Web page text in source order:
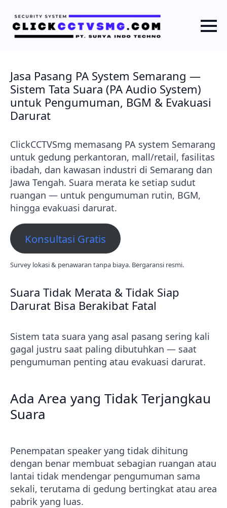
Jasa Pasang PA System Semarang —
Sistem Tata Suara (PA Audio System)
untuk Pengumuman, BGM & Evakuasi
Darurat
ClickCCTVSmg memasang PA system Semarang
untuk gedung perkantoran, mall/retail, fasilitas
ibadah, dan kawasan industri di Semarang dan
Jawa Tengah. Suara merata ke setiap sudut
ruangan — untuk pengumuman rutin, BGM,
hingga evakuasi darurat.
Konsultasi Gratis
Survey lokasi & penawaran tanpa biaya. Bergaransi resmi.
Suara Tidak Merata & Tidak Siap
Darurat Bisa Berakibat Fatal
Sistem tata suara yang asal pasang sering kali
gagal justru saat paling dibutuhkan — saat
pengumuman penting atau evakuasi darurat.
Ada Area yang Tidak Terjangkau
Suara
Penempatan speaker yang tidak dihitung
dengan benar membuat sebagian ruangan atau
lantai tidak mendengar pengumuman sama
sekali, terutama di gedung bertingkat atau area
pabrik yang luas.